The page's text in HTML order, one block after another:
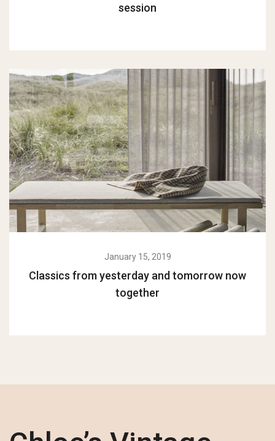
session
January 15, 2019
Classics from yesterday and tomorrow now
together